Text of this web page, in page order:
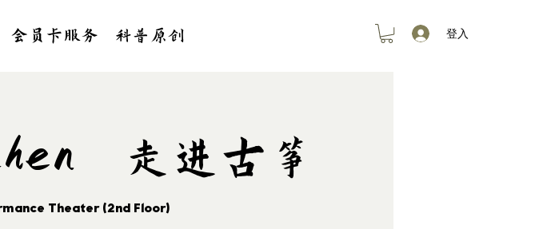
会员卡服务 科普原创 登入
走进古筝
Theater (2nd Floor)